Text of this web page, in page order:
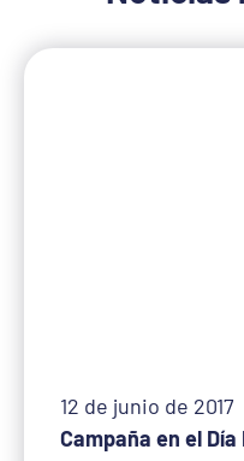
Campaña en el Día
12 de junio de 2017